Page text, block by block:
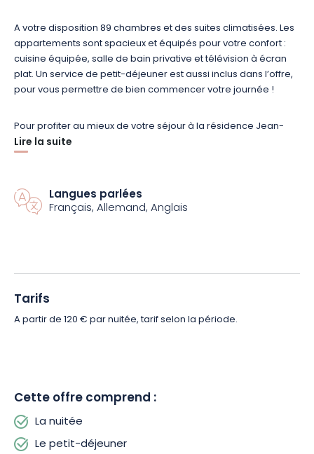
A votre disposition 89 chambres et des suites climatisées. Les
appartements sont spacieux et équipés pour votre confort :
cuisine équipée, salle de bain privative et télévision à écran
plat. Un service de petit-déjeuner est aussi inclus dans l’offre,
pour vous permettre de bien commencer votre journée !
Pour profiter au mieux de votre séjour à la résidence Jean-
Sébastien Bach, vous pourrez vous détendre dans son jardin
paisible et sur sa terrasse ensoleillée pendant les mois d’été.
pour votre véhicule.
Jean-Sébastien Bach est le choix parfait pour un séjour
Lire la suite
Langues parlées
Français, Allemand, Anglais
Tarifs
A partir de 120 € par nuitée, tarif selon la période.
Cette offre comprend :
La nuitée
Le petit-déjeuner